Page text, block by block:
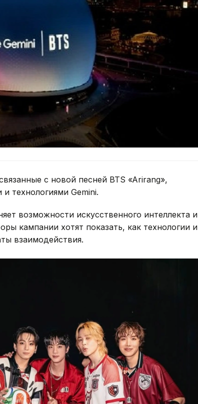
с новой песней BTS «Arirang»,
технологиями Gemini.
возможности искусственного интеллекта и
кампании хотят показать, как технологии и
взаимодействия.